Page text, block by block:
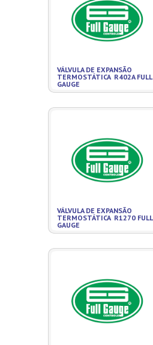
VÁLVULA DE EXPANSÃO
TERMOSTÁTICA R402A FULL
GAUGE
VÁLVULA DE EXPANSÃO
TERMOSTÁTICA R1270 FULL
GAUGE